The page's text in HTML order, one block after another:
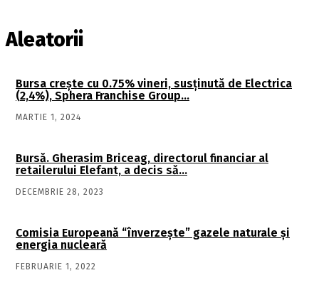
Aleatorii
Bursa creşte cu 0.75% vineri, susţinută de Electrica
(2,4%), Sphera Franchise Group…
MARTIE 1, 2024
Bursă. Gherasim Briceag, directorul financiar al
retailerului Elefant, a decis să…
DECEMBRIE 28, 2023
Comisia Europeană “înverzește” gazele naturale şi
energia nucleară
FEBRUARIE 1, 2022